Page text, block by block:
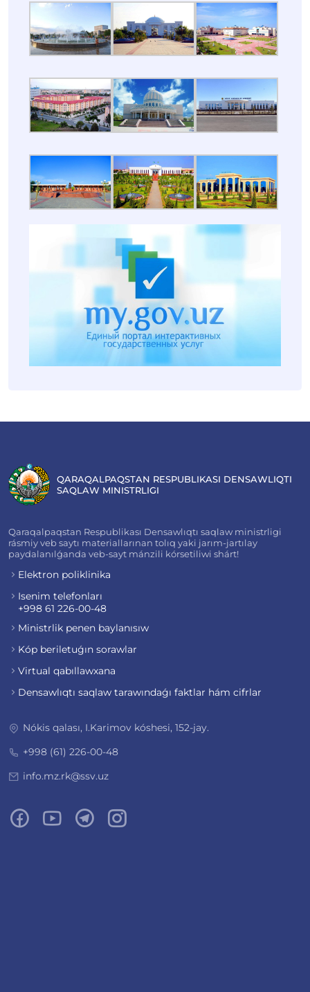
QARAQALPAQSTAN RESPUBLIKASI DENSAWLIQTI
SAQLAW MINISTRLIGI
Qaraqalpaqstan Respublikası Densawlıqtı saqlaw ministrligi
rásmiy veb saytı materiallarınan tolıq yaki jarım-jartılay
paydalanılǵanda veb-sayt mánzili kórsetiliwi shárt!
Elektron poliklinika
Isenim telefonları
+998 61 226-00-48
Ministrlik penen baylanısıw
Kóp beriletuǵın sorawlar
Virtual qabıllawxana
Densawlıqtı saqlaw tarawındaǵı faktlar hám cifrlar
Nókis qalası, I.Karimov kóshesi, 152-jay.
+998 (61) 226-00-48
info.mz.rk@ssv.uz